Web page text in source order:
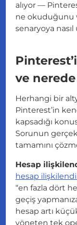
alıyor —
ne okuduğunu
senaryoya
ve
Herhangi bir
Pinterest’in
kapsadığı
Sorunun gerçek
tamamını
Hesap
hesap
“en fazla dört
geçiş
hesap artı
yöneten tek